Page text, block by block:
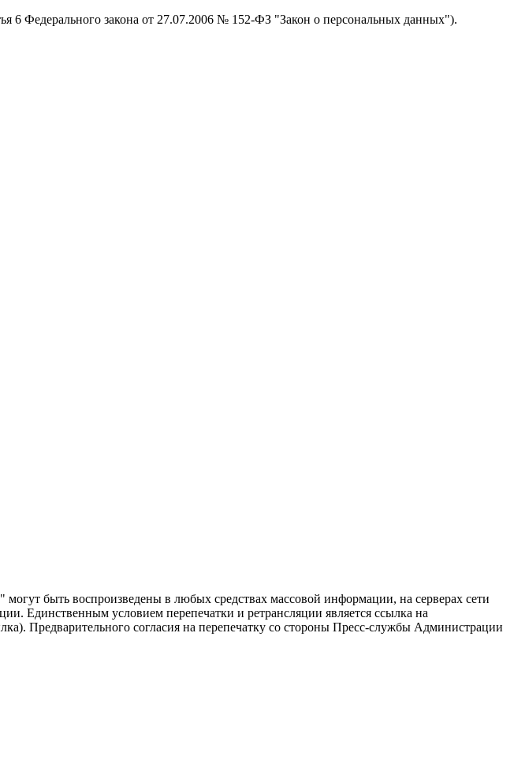
6 Федерального закона от 27.07.2006 № 152-ФЗ "Закон о персональных данных").
быть воспроизведены в любых средствах массовой информации, на серверах сети
Единственным условием перепечатки и ретрансляции является ссылка на
Предварительного согласия на перепечатку со стороны Пресс-службы Администрации